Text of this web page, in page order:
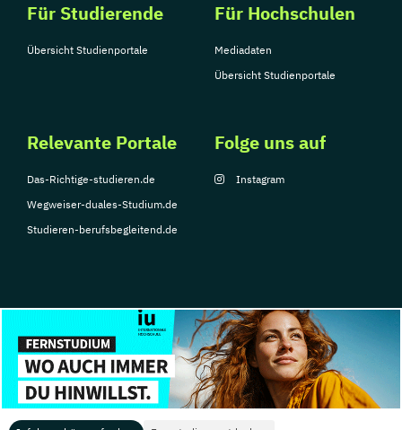
Für Studierende
Übersicht Studienportale
Für Hochschulen
Mediadaten
Übersicht Studienportale
Relevante Portale
Das-Richtige-studieren.de
Wegweiser-duales-Studium.de
Studieren-berufsbegleitend.de
Folge uns auf
Instagram
© Copyright 2026, TarGroup Media GmbH
Impressum
Datenschutzerklärung Nutzungsbedingungen